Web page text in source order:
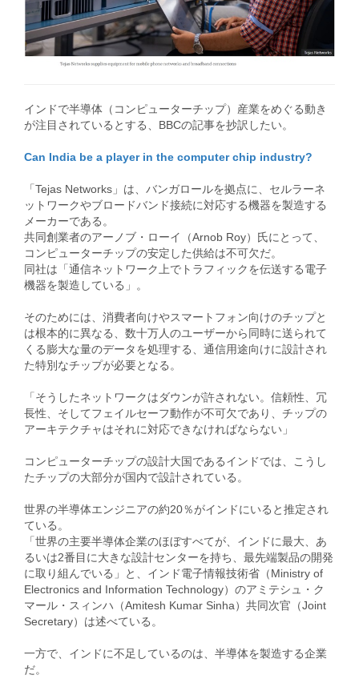
インドで半導体（コンピューターチップ）産業をめぐる動き
が注目されているとする、BBCの記事を抄訳したい。
Can India be a player in the computer chip industry?
「Tejas Networks」は、バンガロールを拠点に、セルラーネ
ットワークやブロードバンド接続に対応する機器を製造する
メーカーである。
共同創業者のアーノブ・ローイ（Arnob Roy）氏にとって、
コンピューターチップの安定した供給は不可欠だ。
同社は「通信ネットワーク上でトラフィックを伝送する電子
機器を製造している」。
そのためには、消費者向けやスマートフォン向けのチップと
は根本的に異なる、数十万人のユーザーから同時に送られて
くる膨大な量のデータを処理する、通信用途向けに設計され
た特別なチップが必要となる。
「そうしたネットワークはダウンが許されない。信頼性、冗
長性、そしてフェイルセーフ動作が不可欠であり、チップの
アーキテクチャはそれに対応できなければならない」
コンピューターチップの設計大国であるインドでは、こうし
たチップの大部分が国内で設計されている。
世界の半導体エンジニアの約20％がインドにいると推定され
ている。
「世界の主要半導体企業のほぼすべてが、インドに最大、あ
るいは2番目に大きな設計センターを持ち、最先端製品の開発
に取り組んでいる」と、インド電子情報技術省（Ministry of
Electronics and Information Technology）のアミテシュ・ク
マール・スィンハ（Amitesh Kumar Sinha）共同次官（Joint
Secretary）は述べている。
一方で、インドに不足しているのは、半導体を製造する企業
だ。